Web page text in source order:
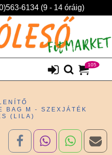
6134 (9 - 14 óráig)
105
BAG M - SZEXJÁTÉK
(LILA)